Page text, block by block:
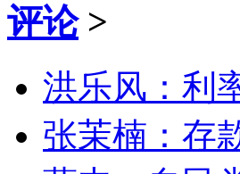
评论>
洪乐风：利
张茉楠：存